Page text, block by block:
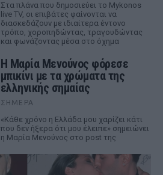
Στα πλάνα που δημοσιεύει το Mykonos
live TV, οι επιβάτες φαίνονται να
διασκεδάζουν με ιδιαίτερα έντονο
τρόπο, χοροπηδώντας, τραγουδώντας
και φωνάζοντας μέσα στο όχημα
Η Μαρία Μενούνος φόρεσε
μπικίνι με τα χρώματα της
ελληνικής σημαίας
ΣΉΜΕΡΑ
«Κάθε χρόνο η Ελλάδα μου χαρίζει κάτι
που δεν ήξερα ότι μου έλειπε» σημειώνει
η Μαρία Μενούνος στο post της